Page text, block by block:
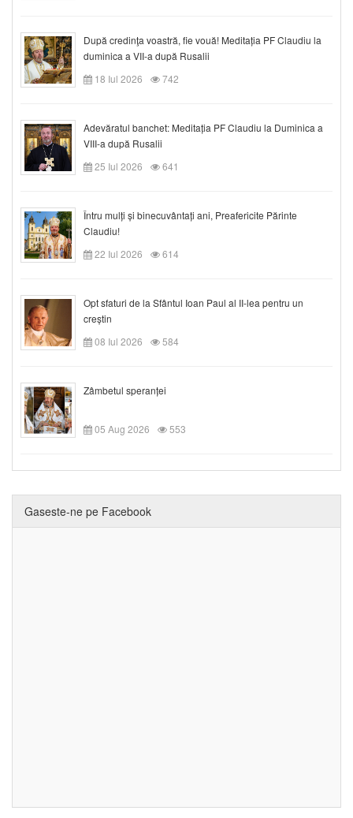
După credinţa voastră, fie vouă! Meditația PF Claudiu la
duminica a VII-a după Rusalii
18 Iul 2026
742
Adevăratul banchet: Meditația PF Claudiu la Duminica a
VIII-a după Rusalii
25 Iul 2026
641
Întru mulți și binecuvântați ani, Preafericite Părinte
Claudiu!
22 Iul 2026
614
Opt sfaturi de la Sfântul Ioan Paul al II-lea pentru un
creștin
08 Iul 2026
584
Zâmbetul speranței
05 Aug 2026 553
Gaseste-ne pe Facebook